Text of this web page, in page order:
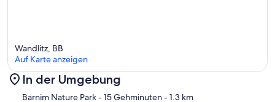
Karte
Wandlitz, BB
Auf Karte anzeigen
In der Umgebung
Barnim Nature Park- 15 Gehminuten- 1.3 km